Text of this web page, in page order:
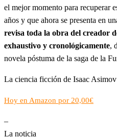
el mejor momento para recuperar
años y que ahora se presenta en
revisa toda la obra del creador
exhaustivo y cronológicamente,
novela póstuma de la saga de la
La ciencia ficción de Isaac Asimov
Hoy en Amazon por 20,00€
–
La noticia